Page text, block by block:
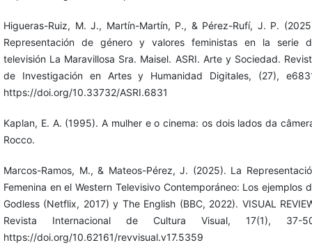
Higueras-Ruiz, M. J., Martín-Martín, P., & Pérez-Rufí, J. P.
Representación de género y valores feministas en la serie
televisión La Maravillosa Sra. Maisel. ASRI. Arte y Sociedad.
de Investigación en Artes y Humanidad Digitales, (27),
https://doi.org/10.33732/ASRI.6831
Kaplan, E. A. (1995). A mulher e o cinema: os dois lados da
Rocco.
Marcos-Ramos, M., & Mateos-Pérez, J. (2025). La
Femenina en el Western Televisivo Contemporáneo: Los ejemplos
Godless (Netflix, 2017) y The English (BBC, 2022). VISUAL
Revista Internacional de Cultura Visual, 17(1), 37-
https://doi.org/10.62161/revvisual.v17.5359